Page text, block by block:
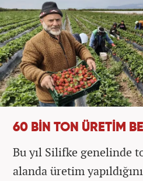
60 BİN TON ÜRETİM
Bu yıl Silifke genelinde
alanda üretim